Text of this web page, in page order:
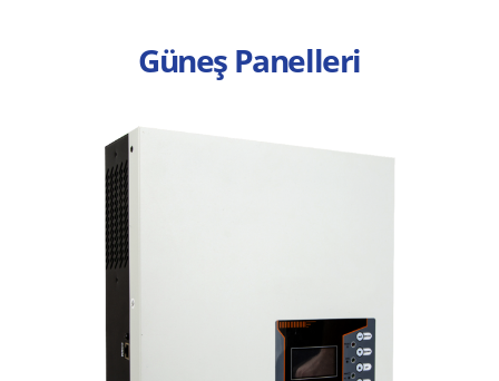
Güneş Panelleri